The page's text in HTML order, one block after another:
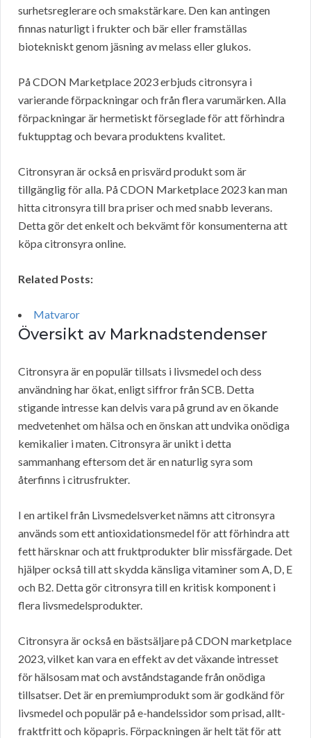
surhetsreglerare och smakstärkare. Den kan antingen
finnas naturligt i frukter och bär eller framställas
biotekniskt genom jäsning av melass eller glukos.
På CDON Marketplace 2023 erbjuds citronsyra i
varierande förpackningar och från flera varumärken. Alla
förpackningar är hermetiskt förseglade för att förhindra
fuktupptag och bevara produktens kvalitet.
Citronsyran är också en prisvärd produkt som är
tillgänglig för alla. På CDON Marketplace 2023 kan man
hitta citronsyra till bra priser och med snabb leverans.
Detta gör det enkelt och bekvämt för konsumenterna att
köpa citronsyra online.
Related Posts:
Matvaror
Översikt av Marknadstendenser
Citronsyra är en populär tillsats i livsmedel och dess
användning har ökat, enligt siffror från SCB. Detta
stigande intresse kan delvis vara på grund av en ökande
medvetenhet om hälsa och en önskan att undvika onödiga
kemikalier i maten. Citronsyra är unikt i detta
sammanhang eftersom det är en naturlig syra som
återfinns i citrusfrukter.
I en artikel från Livsmedelsverket nämns att citronsyra
används som ett antioxidationsmedel för att förhindra att
fett härsknar och att fruktprodukter blir missfärgade. Det
hjälper också till att skydda känsliga vitaminer som A, D, E
och B2. Detta gör citronsyra till en kritisk komponent i
flera livsmedelsprodukter.
Citronsyra är också en bästsäljare på CDON marketplace
2023, vilket kan vara en effekt av det växande intresset
för hälsosam mat och avståndstagande från onödiga
tillsatser. Det är en premiumprodukt som är godkänd för
livsmedel och populär på e-handelssidor som prisad, allt-
fraktfritt och köpapris. Förpackningen är helt tät för att